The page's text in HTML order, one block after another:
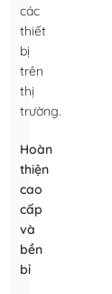
các
thiết
bị
trên
thị
trường.
Hoàn
thiện
cao
cấp
và
bền
bỉ